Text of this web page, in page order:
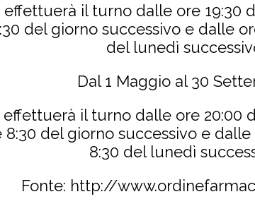
effettuerà il turno dalle ore 19:30
del giorno successivo e dalle
del lunedì
Dal 1 Maggio al 30
il turno dalle ore 20:00
8:30 del giorno successivo e
8:30 del lunedì
Fonte: http://